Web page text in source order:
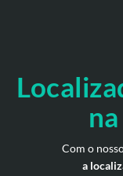
na
Com o
a